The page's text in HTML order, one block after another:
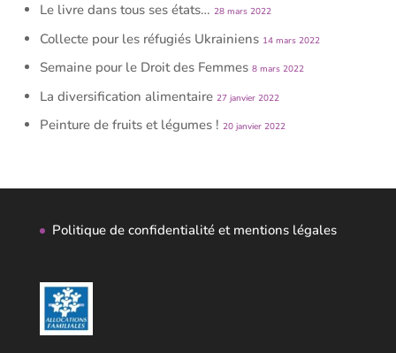
Le livre dans tous ses états… 28 mars 2022
Collecte pour les réfugiés Ukrainiens 14 mars 2022
Semaine pour le Droit des Femmes 8 mars 2022
La diversification alimentaire 27 janvier 2022
Peinture de fruits et légumes ! 20 janvier 2022
Politique de confidentialité et mentions légales